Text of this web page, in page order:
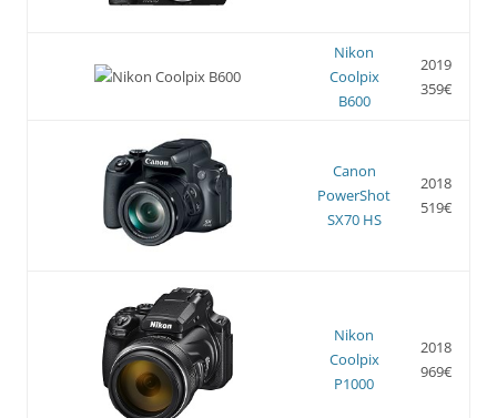
Nikon
Coolpix
B600
2019
359€
Canon
PowerShot
SX70 HS
2018
519€
Nikon
Coolpix
P1000
2018
969€